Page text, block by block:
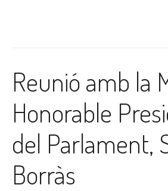
Reunió amb la
Honorable
del Parlament,
Borràs